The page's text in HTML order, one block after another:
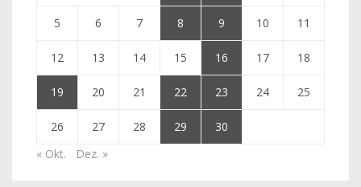
5 6 7 8 9 10 11
12 13 14 15 16 17 18
19 20 21 22 23 24 25
26 27 28 29
30
« Okt.
Dez. »